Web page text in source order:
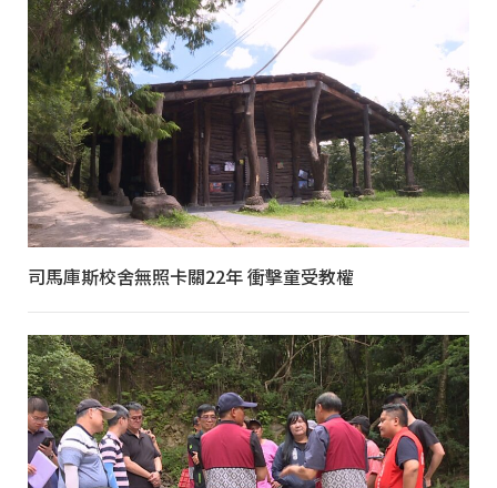
司馬庫斯校舍無照卡關22年 衝擊童受教權